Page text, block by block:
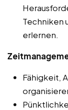
Techniken
erlernen.
Fähigkeit,